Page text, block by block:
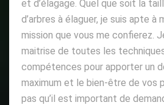
et d’élagage. Quel que soit la
d’arbres à élaguer, je suis apte à
mission que vous me confierez.
maitrise de toutes les
compétences pour apporter un
maximum et le bien-être de vos
pas qu’il est important de